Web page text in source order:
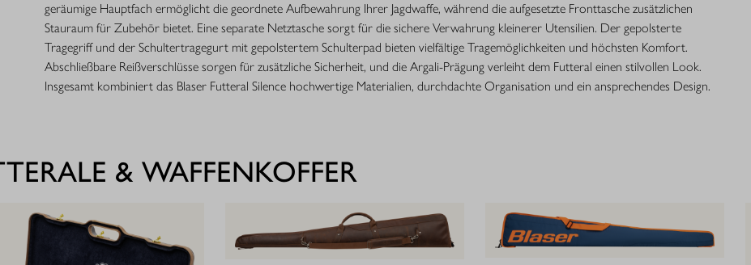
geräumige Hauptfach ermöglicht die geordnete Aufbewahrung Ihrer Jagdwaffe, während die aufgesetzte Fronttasche zusätzlichen
Stauraum für Zubehör bietet. Eine separate Netztasche sorgt für die sichere Verwahrung kleinerer Utensilien. Der gepolsterte
Tragegriff und der Schultertragegurt mit gepolstertem Schulterpad bieten vielfältige Tragemöglichkeiten und höchsten Komfort.
Abschließbare Reißverschlüsse sorgen für zusätzliche Sicherheit, und die Argali-Prägung verleiht dem Futteral einen stilvollen Look.
Insgesamt kombiniert das Blaser Futteral Silence hochwertige Materialien, durchdachte Organisation und ein ansprechendes Design.
& WAFFENKOFFER